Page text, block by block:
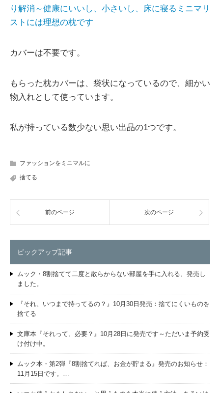
り解消～健康にいいし、小さいし、床に寝るミニマリ
ストには理想の枕です
カバーは不要です。
もらった枕カバーは、袋状になっているので、細かい
物入れとして使っています。
私が持っている数少ない思い出品の1つです。
ファッションをミニマルに
捨てる
前のページ 次のページ
ピックアップ記事
ムック・8割捨てて二度と散らからない部屋を手に入れる、発売し
ました。
『それ、いつまで持ってるの？』10月30日発売：捨てにくいものを
捨てる
文庫本『それって、必要？』10月28日に発売です～ただいま予約受
け付け中。
ムック本・第2弾『8割捨てれば、お金が貯まる』発売のお知らせ：
11月15日です。…